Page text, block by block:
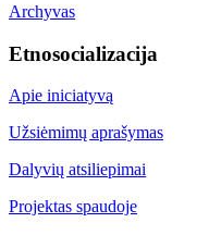
Archyvas
Etnosocializacija
Apie iniciatyvą
Užsiėmimų aprašymas
Dalyvių atsiliepimai
Projektas spaudoje